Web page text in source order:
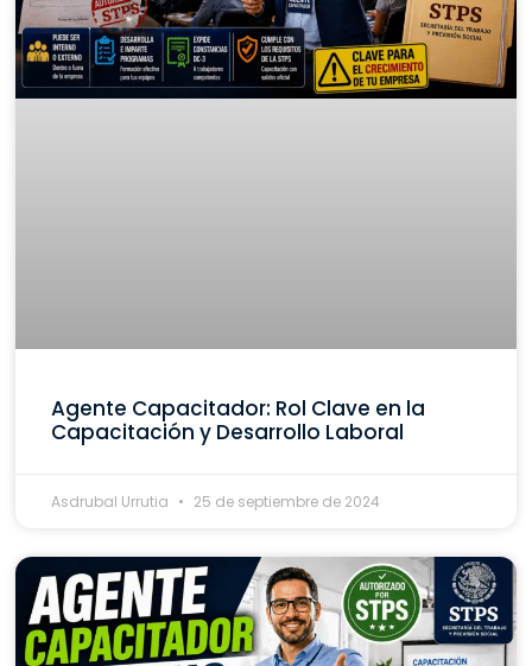
Agente Capacitador: Rol Clave en la
Capacitación y Desarrollo Laboral
Asdrubal Urrutia 25 de septiembre de 2024